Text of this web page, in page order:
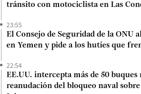
tránsito con motociclista en Las
23:55
El Consejo de Seguridad de la ONU
en Yemen y pide a los hutíes que
22:54
EE.UU. intercepta más de 50 buques
reanudación del bloqueo naval